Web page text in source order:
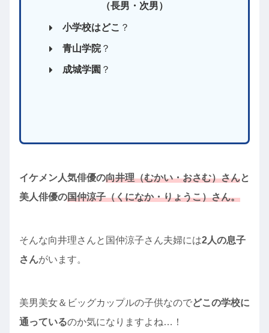
（長男・次男）
小学校はどこ ？
青山学院？
成城学園 ？
イケメン人気俳優の向井理（むかい・おさむ）さんと
美人俳優の国仲涼子（くになか・りょうこ）さん。
そんな向井理さんと国仲涼子さん夫婦には2人の息子
さんがいます。
美男美女＆ビッグカップルの子供なのでどこの学校に
通っているのか気になりますよね…！